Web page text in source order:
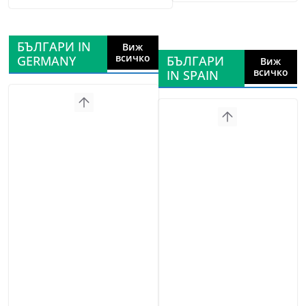
БЪЛГАРИ IN
GERMANY
Виж
всичко
БЪЛГАРИ
IN SPAIN
Виж
всичко